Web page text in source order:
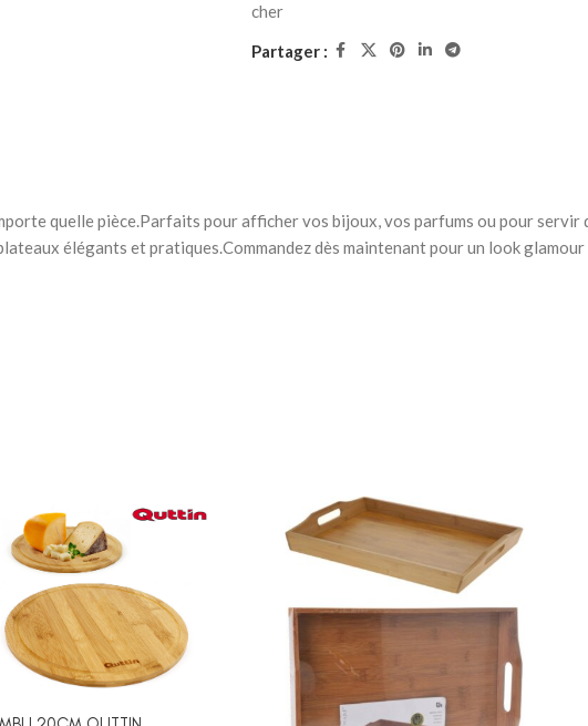
à Coucher
COUCHER BÉBÉ
cher
Partager :
quelle pièce.Parfaits pour afficher vos bijoux, vos parfums ou pour servir
élégants et pratiques.Commandez dès maintenant pour un look